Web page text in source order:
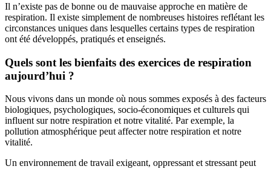
Il n’existe pas de bonne ou de mauvaise approche en matière de
respiration. Il existe simplement de nombreuses histoires reflétant les
circonstances uniques dans lesquelles certains types de respiration
ont été développés, pratiqués et enseignés.
Quels sont les bienfaits des exercices de respiration
aujourd’hui ?
Nous vivons dans un monde où nous sommes exposés à des facteurs
biologiques, psychologiques, socio-économiques et culturels qui
influent sur notre respiration et notre vitalité. Par exemple, la
pollution atmosphérique peut affecter notre respiration et notre
vitalité.
Un environnement de travail exigeant, oppressant et stressant peut